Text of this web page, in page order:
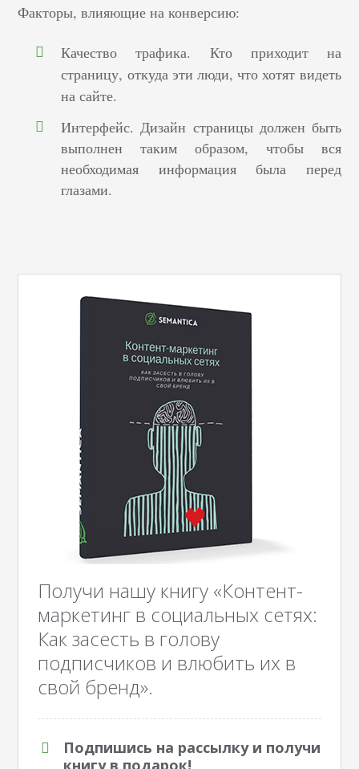
Факторы, влияющие на конверсию:
Качество трафика. Кто приходит на
страницу, откуда эти люди, что хотят видеть
на сайте.
Интерфейс. Дизайн страницы должен быть
выполнен таким образом, чтобы вся
необходимая информация была перед
глазами.
Получи нашу книгу «Контент-
маркетинг в социальных сетях:
Как засесть в голову
подписчиков и влюбить их в
свой бренд».
Подпишись на рассылку и получи